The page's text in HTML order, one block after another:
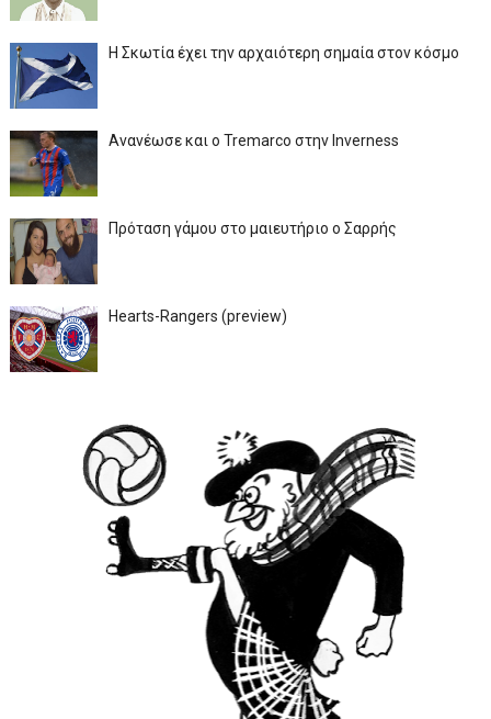
Η Σκωτία έχει την αρχαιότερη σημαία στον κόσμο
Ανανέωσε και ο Tremarco στην Inverness
Πρόταση γάμου στο μαιευτήριο ο Σαρρής
Hearts-Rangers (preview)